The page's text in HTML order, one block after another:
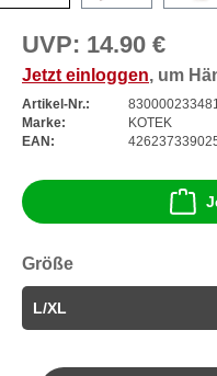
UVP: 14.90 €
Jetzt einloggen, um
Artikel-Nr.:
830000233481
Marke:
KOTEK
EAN:
Größe